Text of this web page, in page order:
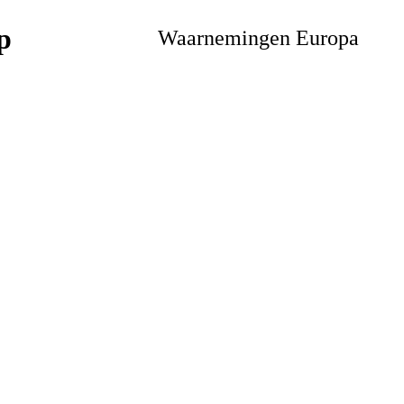
Waarnemingen Europa